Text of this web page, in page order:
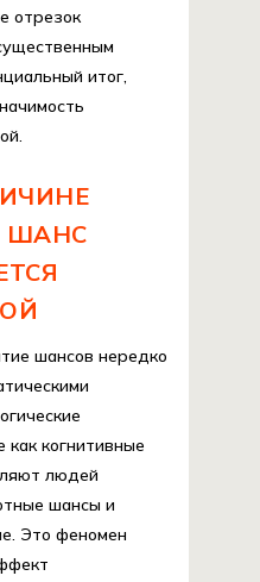
отрезок
итог,
ШАНС
шансов нередко
когнитивные
людей
шансы и
Это феномен